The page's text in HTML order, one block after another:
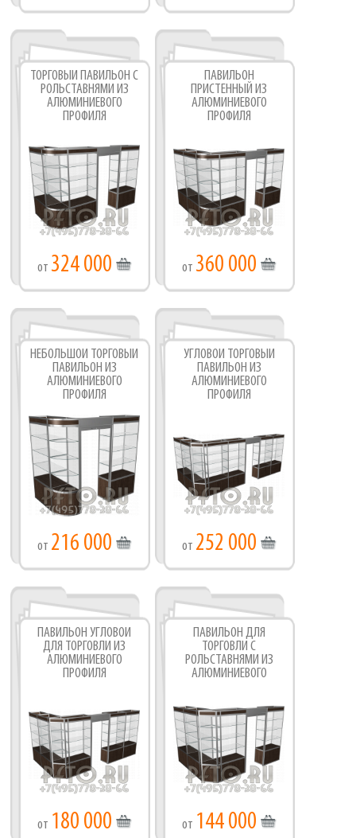
ТОРГОВЫЙ ПАВИЛЬОН С
РОЛЬСТАВНЯМИ ИЗ
АЛЮМИНИЕВОГО
ПРОФИЛЯ
от 324 000
ПАВИЛЬОН
ПРИСТЕННЫЙ ИЗ
АЛЮМИНИЕВОГО
ПРОФИЛЯ
от 360 000
НЕБОЛЬШОЙ ТОРГОВЫЙ
ПАВИЛЬОН ИЗ
АЛЮМИНИЕВОГО
ПРОФИЛЯ
от 216 000
УГЛОВОЙ ТОРГОВЫЙ
ПАВИЛЬОН ИЗ
АЛЮМИНИЕВОГО
ПРОФИЛЯ
от 252 000
ПАВИЛЬОН УГЛОВОЙ
ДЛЯ ТОРГОВЛИ ИЗ
АЛЮМИНИЕВОГО
ПРОФИЛЯ
от 180 000
ПАВИЛЬОН ДЛЯ
ТОРГОВЛИ С
РОЛЬСТАВНЯМИ ИЗ
АЛЮМИНИЕВОГО
от 144 000